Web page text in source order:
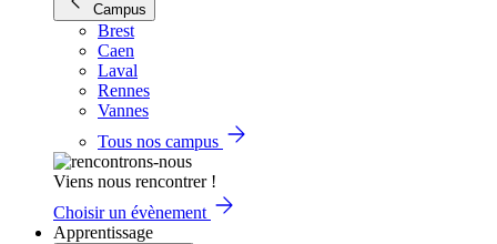
Campus
Brest
Caen
Laval
Rennes
Vannes
Tous nos campus
Viens nous rencontrer !
Choisir un évènement
Apprentissage